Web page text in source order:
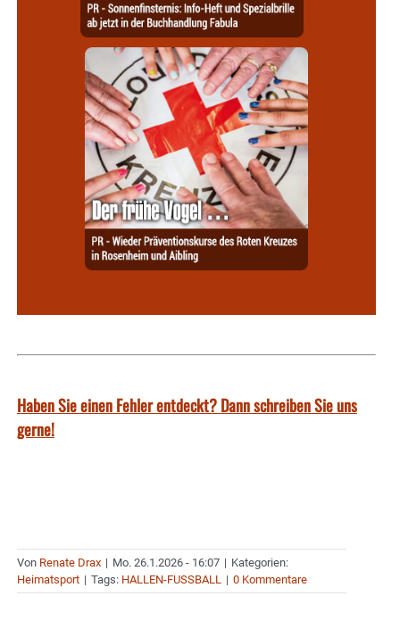
Haben Sie einen Fehler entdeckt? Dann schreiben Sie uns
gerne!
Von Renate Drax | Mo. 26.1.2026 - 16:07 | Kategorien:
Heimatsport | Tags: HALLEN-FUSSBALL | 0 Kommentare